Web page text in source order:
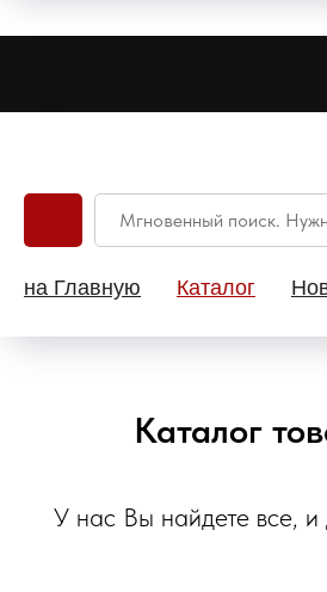
на Главную Каталог
Каталог
У нас Вы найдете все, и